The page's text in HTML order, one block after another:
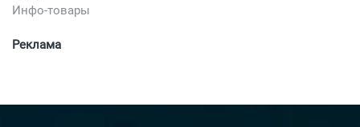
Инфо-товары
Реклама